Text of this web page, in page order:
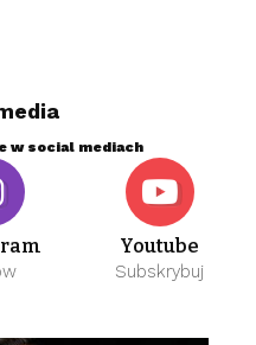
w social mediach
Youtube
Subskrybuj